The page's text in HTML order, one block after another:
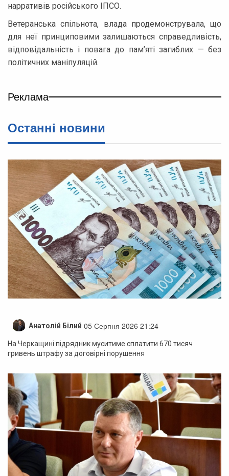
нарративів російського ІПСО.
Ветеранська спільнота, влада продемонструвала, що
для неї принциповими залишаються справедливість,
відповідальність і повага до пам’яті загиблих — без
політичних маніпуляцій.
Реклама
Останні новини
Анатолій Білий 05 Серпня 2026 21:24
На Черкащині підрядник муситиме сплатити 670 тисяч
гривень штрафу за договірні порушення